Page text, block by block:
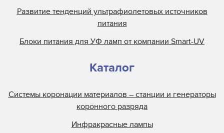
Развитие тенденций ультрафиолетовых источников
питания
Блоки питания для УФ ламп от компании Smart-UV
Каталог
Системы коронации материалов – станции и генераторы
коронного разряда
Инфракрасные лампы